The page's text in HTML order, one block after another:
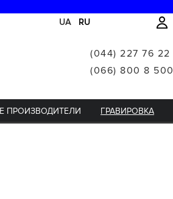
UA RU
(044) 227 76 22
(066) 800 8 500
ПРОИЗВОДИТЕЛИ ГРАВИРОВКА